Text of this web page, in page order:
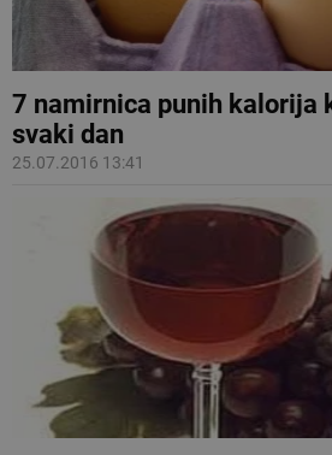
7 namirnica punih kalorija
svaki dan
25.07.2016 13:41